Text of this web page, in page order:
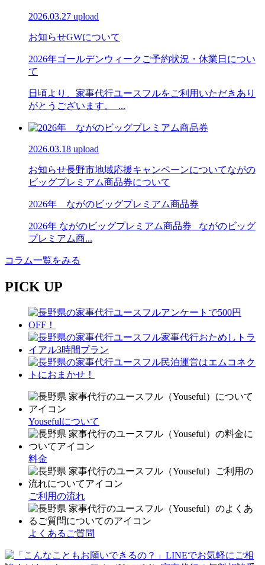
2026.03.27 upload
お知らせGWについて
2026年ゴールデンウィークご予約状況・休業日につい
て
日頃より、家事代行ユースフルをご利用いただきあり
がとうございます。 ...
2026.03.18 upload
お知らせ長野市地域応援キャンペーンについてながの
ビッグプレミアム商品券について
2026年 ながのビッグプレミアム商品券
2026年 ながのビッグプレミアム商品券 ながのビッグ
プレミアム商...
コラム一覧をみる
PICK UP
Yousefulについて
料金
ご利用の流れ
よくあるご質問